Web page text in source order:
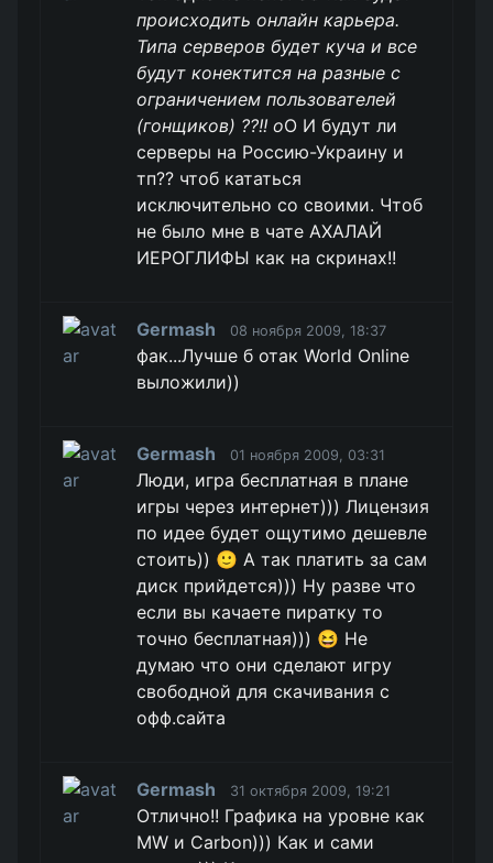
происходить онлайн карьера.
Типа серверов будет куча и все
будут конектится на разные с
ограничением пользователей
(гонщиков) ??!! оО И будут ли
серверы на Россию-Украину и
тп?? чтоб кататься
исключительно со своими. Чтоб
не было мне в чате АХАЛАЙ
ИЕРОГЛИФЫ как на скринах!!
Germash 08 ноября 2009, 18:37
фак...Лучше б отак World Online
выложили))
Germash 01 ноября 2009, 03:31
Люди, игра бесплатная в плане
игры через интернет))) Лицензия
по идее будет ощутимо дешевле
стоить)) 🙂 А так платить за сам
диск прийдется))) Ну разве что
если вы качаете пиратку то
точно бесплатная))) 😆 Не
думаю что они сделают игру
свободной для скачивания с
офф.сайта
Germash 31 октября 2009, 19:21
Отлично!! Графика на уровне как
MW и Carbon))) Как и сами